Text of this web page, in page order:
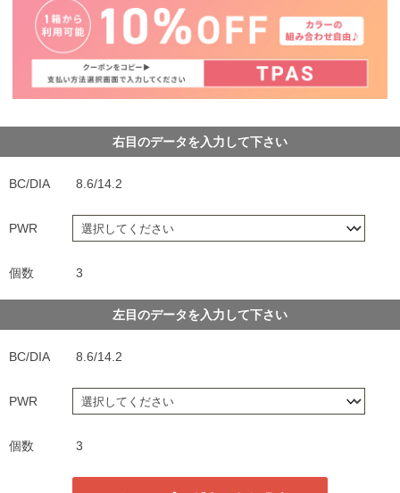
右目のデータを入力して下さい
BC/DIA 8.6/14.2
PWR
個数 3
左目のデータを入力して下さい
BC/DIA 8.6/14.2
PWR
個数 3